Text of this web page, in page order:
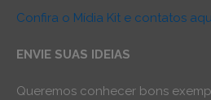
Confira o Mídia Kit e contatos
ENVIE SUAS IDEIAS
Queremos conhecer bons